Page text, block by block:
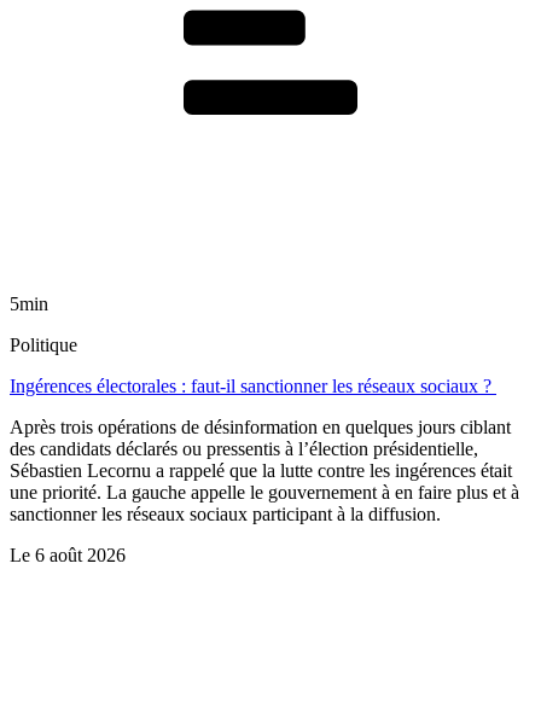
5min
Politique
Ingérences électorales : faut-il sanctionner les réseaux sociaux ?
Après trois opérations de désinformation en quelques jours ciblant
des candidats déclarés ou pressentis à l’élection présidentielle,
Sébastien Lecornu a rappelé que la lutte contre les ingérences était
une priorité. La gauche appelle le gouvernement à en faire plus et à
sanctionner les réseaux sociaux participant à la diffusion.
Le 6 août 2026